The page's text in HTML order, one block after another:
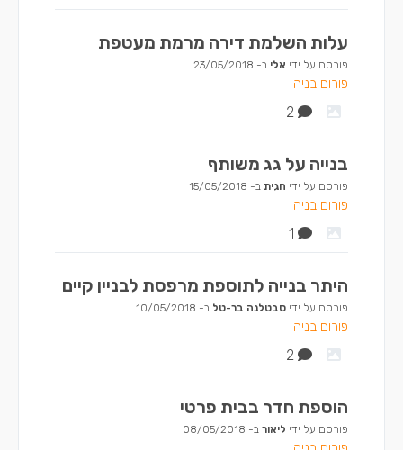
עלות השלמת דירה מרמת מעטפת
פורסם על ידי אלי ב- 23/05/2018
פורום בניה
2
בנייה על גג משותף
פורסם על ידי חגית ב- 15/05/2018
פורום בניה
1
היתר בנייה לתוספת מרפסת לבניין קיים
פורסם על ידי סבטלנה בר-טל ב- 10/05/2018
פורום בניה
2
הוספת חדר בבית פרטי
פורסם על ידי ליאור ב- 08/05/2018